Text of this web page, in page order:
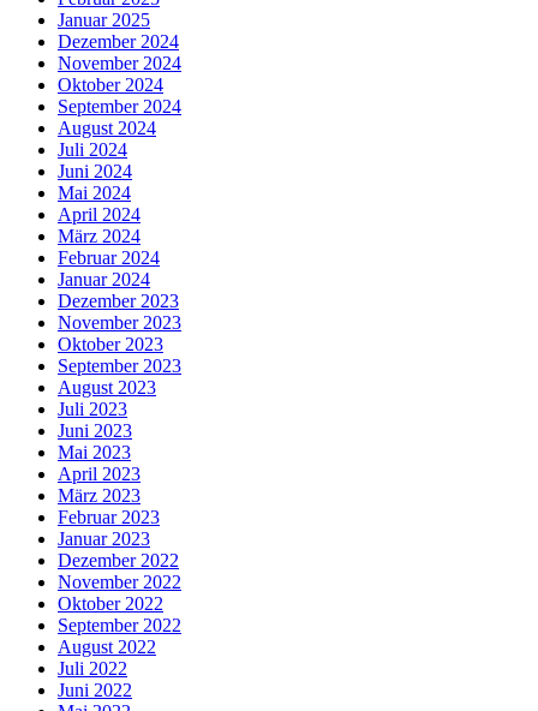
Januar 2025
Dezember 2024
November 2024
Oktober 2024
September 2024
August 2024
Juli 2024
Juni 2024
Mai 2024
April 2024
März 2024
Februar 2024
Januar 2024
Dezember 2023
November 2023
Oktober 2023
September 2023
August 2023
Juli 2023
Juni 2023
Mai 2023
April 2023
März 2023
Februar 2023
Januar 2023
Dezember 2022
November 2022
Oktober 2022
September 2022
August 2022
Juli 2022
Juni 2022